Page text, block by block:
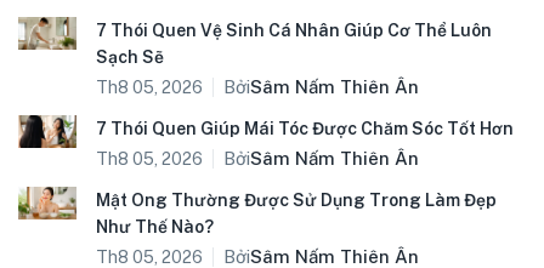
7 Thói Quen Vệ Sinh Cá Nhân Giúp Cơ Thể Luôn
Sạch Sẽ
Th8 05, 2026
BởiSâm Nấm Thiên Ân
7 Thói Quen Giúp Mái Tóc Được Chăm Sóc Tốt Hơn
Th8 05, 2026
BởiSâm Nấm Thiên Ân
Mật Ong Thường Được Sử Dụng Trong Làm Đẹp
Như Thế Nào?
Th8 05, 2026
BởiSâm Nấm Thiên Ân